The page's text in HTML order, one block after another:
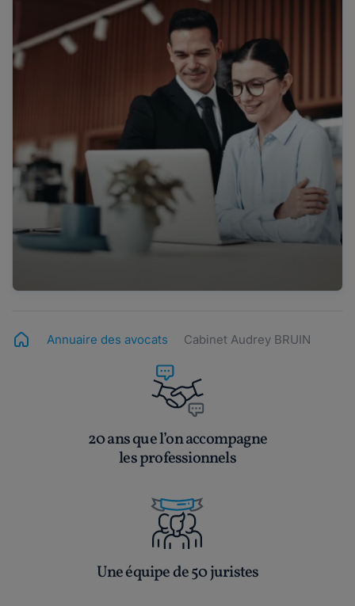
Annuaire des avocats Cabinet Audrey BRUIN
20 ans que l’on accompagne
les professionnels
Une équipe de 50 juristes